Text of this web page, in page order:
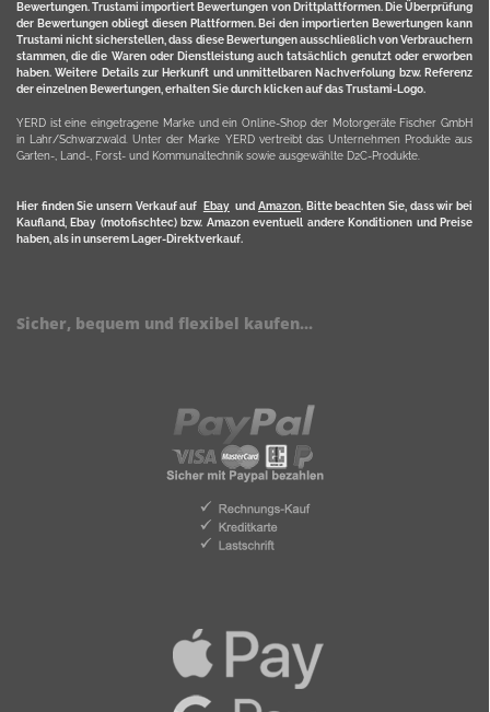
Bewertungen. Trustami importiert Bewertungen von Drittplattformen. Die Überprüfung
der Bewertungen obliegt diesen Plattformen. Bei den importierten Bewertungen kann
Trustami nicht sicherstellen, dass diese Bewertungen ausschließlich von Verbrauchern
stammen, die die Waren oder Dienstleistung auch tatsächlich genutzt oder erworben
haben. Weitere Details zur Herkunft und unmittelbaren Nachverfolung bzw. Referenz
der einzelnen Bewertungen, erhalten Sie durch klicken auf das Trustami-Logo.
YERD ist eine eingetragene Marke und ein Online-Shop der Motorgeräte Fischer GmbH
in Lahr/Schwarzwald. Unter der Marke YERD vertreibt das Unternehmen Produkte aus
Garten-, Land-, Forst- und Kommunaltechnik sowie ausgewählte D2C-Produkte.
Hier finden Sie unsern Verkauf auf Ebayund Amazon. Bitte beachten Sie, dass wir bei
Kaufland, Ebay (motofischtec) bzw. Amazon eventuell andere Konditionen und Preise
haben, als in unserem Lager-Direktverkauf.
Sicher, bequem und flexibel kaufen...